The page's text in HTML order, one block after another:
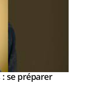
: se préparer